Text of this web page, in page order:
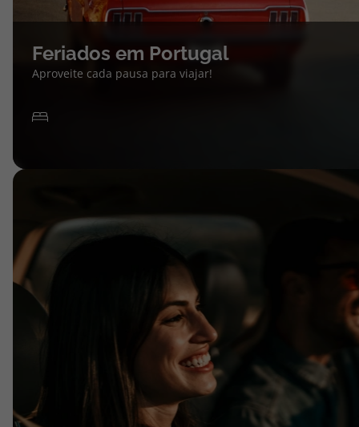
Feriados em Portugal
Aproveite cada pausa para viajar!